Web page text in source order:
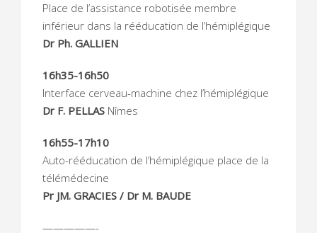
Place de l’assistance robotisée membre
inférieur dans la rééducation de l’hémiplégique
Dr Ph. GALLIEN
16h35-16h50
Interface cerveau-machine chez l’hémiplégique
Dr F. PELLAS Nîmes
16h55-17h10
Auto-rééducation de l’hémiplégique place de la
télémédecine
Pr JM. GRACIES / Dr M. BAUDE
—————-